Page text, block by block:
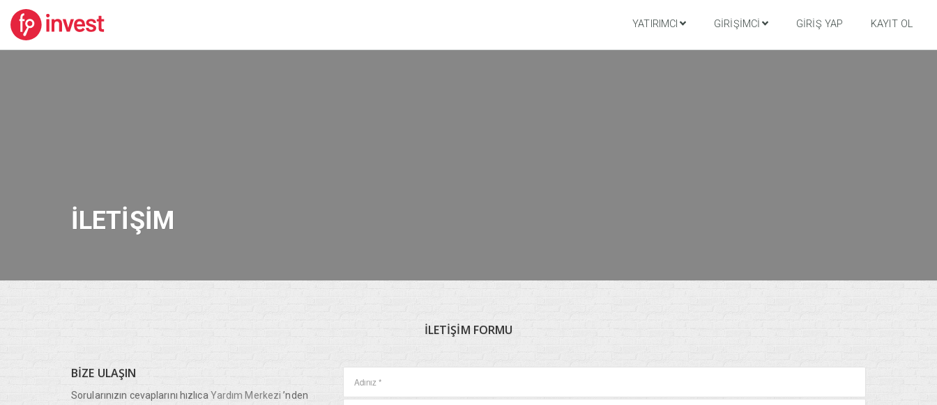
YATIRIMCI GIRIŞIMCI GIRIŞ YAP KAYIT OL
İLETIŞIM
İLETIŞIM FORMU
BIZE ULAŞIN
Sorularınızın cevaplarını hızlıca Yardım Merkezi ’nden